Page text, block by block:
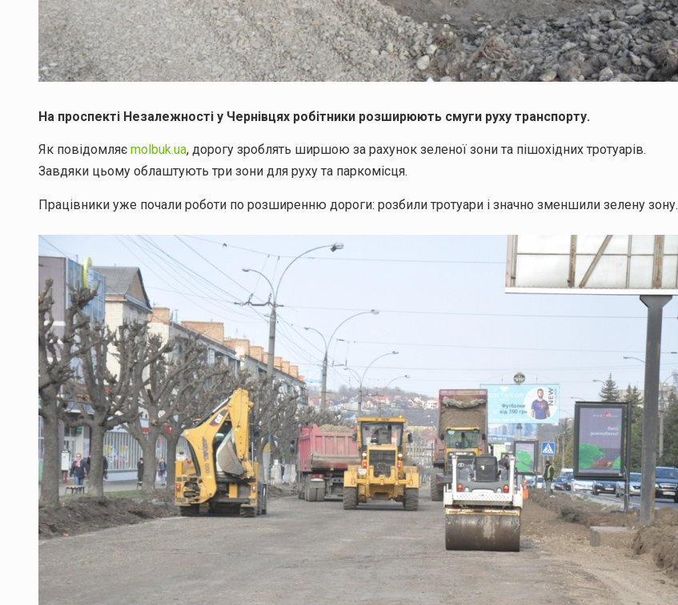
На проспекті Незалежності у Чернівцях робітники розширюють смуги руху транспорту.
Як повідомляє molbuk.ua, дорогу зроблять ширшою за рахунок зеленої зони та пішохідних тротуарів.
Завдяки цьому облаштують три зони для руху та паркомісця.
Працівники уже почали роботи по розширенню дороги: розбили тротуари і значно зменшили зелену зону.